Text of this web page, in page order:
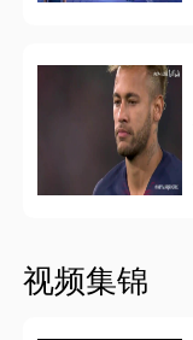
视频集锦